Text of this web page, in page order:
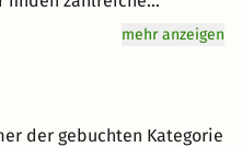
Änderungen
Sie sich auf der
mehr anzeigen
der gebuchten Kategorie